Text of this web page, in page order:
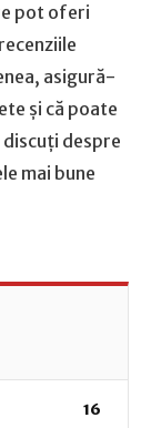
pot oferi
asigură-
și că poate
despre
mai bune
16